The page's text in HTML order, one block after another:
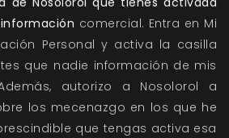
comercial. Entra en Mi
Personal y activa la casilla
que nadie información de mis
autorizo a Nosolorol a
los mecenazgo en los que he
que tengas activa esa